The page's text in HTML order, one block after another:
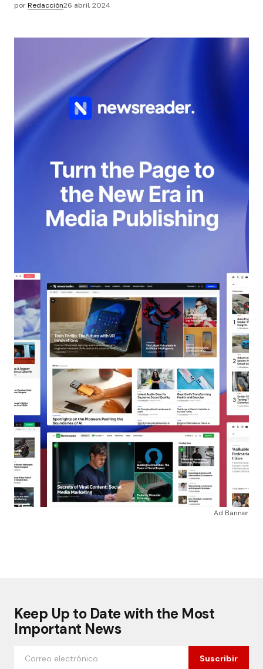
porRedacción26 abril, 2024
Ad Banner
Keep Up to Date with the Most
Important News
Suscribir